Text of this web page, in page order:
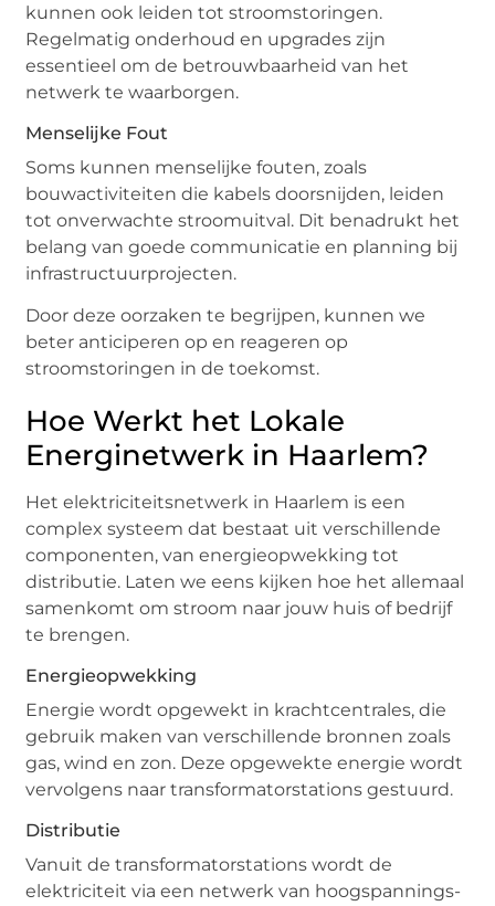
kunnen ook leiden tot stroomstoringen.
Regelmatig onderhoud en upgrades zijn
essentieel om de betrouwbaarheid van het
netwerk te waarborgen.
Menselijke Fout
Soms kunnen menselijke fouten, zoals
bouwactiviteiten die kabels doorsnijden, leiden
tot onverwachte stroomuitval. Dit benadrukt het
belang van goede communicatie en planning bij
infrastructuurprojecten.
Door deze oorzaken te begrijpen, kunnen we
beter anticiperen op en reageren op
stroomstoringen in de toekomst.
Hoe Werkt het Lokale
Energinetwerk in Haarlem?
Het elektriciteitsnetwerk in Haarlem is een
complex systeem dat bestaat uit verschillende
componenten, van energieopwekking tot
distributie. Laten we eens kijken hoe het allemaal
samenkomt om stroom naar jouw huis of bedrijf
te brengen.
Energieopwekking
Energie wordt opgewekt in krachtcentrales, die
gebruik maken van verschillende bronnen zoals
gas, wind en zon. Deze opgewekte energie wordt
vervolgens naar transformatorstations gestuurd.
Distributie
Vanuit de transformatorstations wordt de
elektriciteit via een netwerk van hoogspannings-